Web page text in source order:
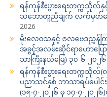
ရန်ကုန်စီးပွားရေးတက္ကသိုလ်
သဘောတူညီချက် လက်မှတ်ရေ
2026
မိုးလေဝသနှင့် ဇလဗေဒညွှန်က
အခွင့်အလမ်းဆိုင်ရာဟောပြော
သာကြီးနယ်မြေ) ၃၀-၆-၂၀၂၆
ရန်ကုန်စီးပွားရေးတက္ကသိုလ်(
ပညာသင်နှစ် ဘာသာရပ်ပေါ
(၁၅-၇-၂၀၂၆ မှ ၁၇-၇-၂၀၂